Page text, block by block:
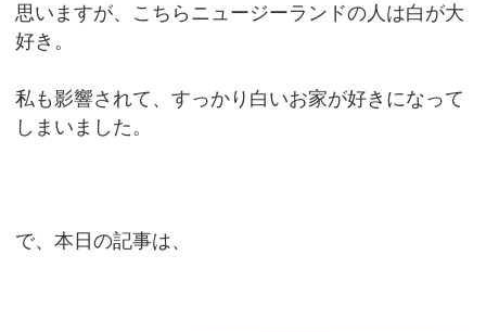
思いますが、こちらニュージーランドの人は白が大
好き。
私も影響されて、すっかり白いお家が好きになって
しまいました。
で、本日の記事は、